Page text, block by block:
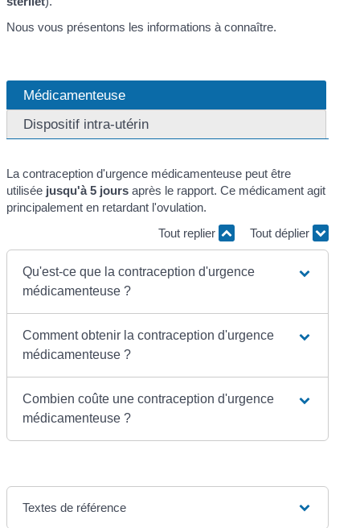
Nous vous présentons les informations à connaître.
Médicamenteuse
Dispositif intra-utérin
La contraception d'urgence médicamenteuse peut être
utilisée jusqu'à 5 jours après le rapport. Ce médicament agit
principalement en retardant l'ovulation.
Tout replier
Tout déplier
Qu'est-ce que la contraception d'urgence
médicamenteuse ?
Comment obtenir la contraception d'urgence
médicamenteuse ?
Combien coûte une contraception d'urgence
médicamenteuse ?
Textes de référence